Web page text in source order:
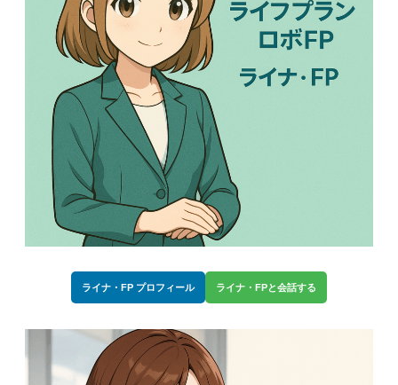
ライナ・FP プロフィール ライナ・FPと会話する